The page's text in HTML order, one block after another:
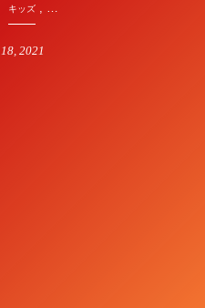
キッズ, …
18,2021